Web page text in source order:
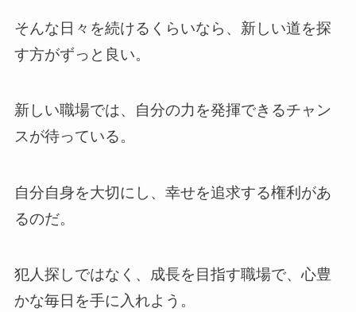
そんな日々を続けるくらいなら、新しい道を探
す方がずっと良い。
新しい職場では、自分の力を発揮できるチャン
スが待っている。
自分自身を大切にし、幸せを追求する権利があ
るのだ。
犯人探しではなく、成長を目指す職場で、心豊
かな毎日を手に入れよう。